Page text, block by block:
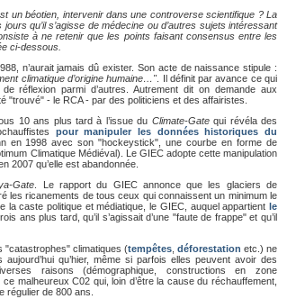
un béotien, intervenir dans une controverse scientifique ? La
qu’il s’agisse de médecine ou d’autres sujets intéressant
à ne retenir que les points faisant consensus entre les
ci-dessous.
n’aurait jamais dû exister. Son acte de naissance stipule :
climatique d’origine humaine…". Il définit par avance ce qui
réflexion parmi d’autres. Autrement dit on demande aux
"trouvé" - le RCA - par des politiciens et des affairistes.
10 ans plus tard à l’issue du Climate-Gatequi révéla des
pour manipuler les données historiques du
en 1998 avec son "hockeystick", une courbe en forme de
Climatique Médiéval). Le GIEC adopte cette manipulation
2007 qu’elle est abandonnée.
Gate . Le rapport du GIEC annonce que les glaciers de
les ricanements de tous ceux qui connaissent un minimum le
caste politique et médiatique, le GIEC, auquel appartient le
ans plus tard, qu’il s’agissait d’une "faute de frappe" et qu’il
"catastrophes" climatiques (tempêtes, déforestation etc.) ne
qu’hier, même si parfois elles peuvent avoir des
raisons (démographique, constructions en zone
malheureux C02 qui, loin d’être la cause du réchauffement,
régulier de 800 ans.